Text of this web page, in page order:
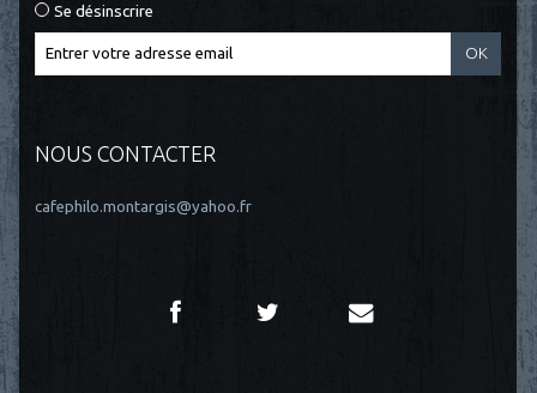
Se désinscrire
NOUS CONTACTER
cafephilo.montargis@yahoo.fr